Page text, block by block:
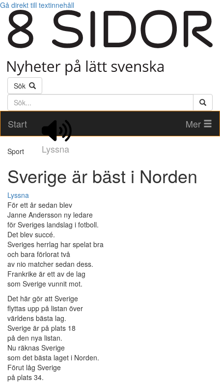
Gå direkt till textinnehåll
Sök
Söktext
Start
Lyssna
Mer
Sport
Sverige är bäst i Norden
Lyssna
För ett år sedan blev
Janne Andersson ny ledare
för Sveriges landslag i fotboll.
Det blev succé.
Sveriges herrlag har spelat bra
och bara förlorat två
av nio matcher sedan dess.
Frankrike är ett av de lag
som Sverige vunnit mot.
Det här gör att Sverige
flyttas upp på listan över
världens bästa lag.
Sverige är på plats 18
på den nya listan.
Nu räknas Sverige
som det bästa laget i Norden.
Förut låg Sverige
på plats 34.